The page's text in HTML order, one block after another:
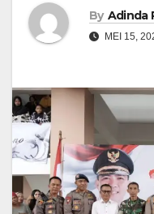
By Adinda
MEI 15,